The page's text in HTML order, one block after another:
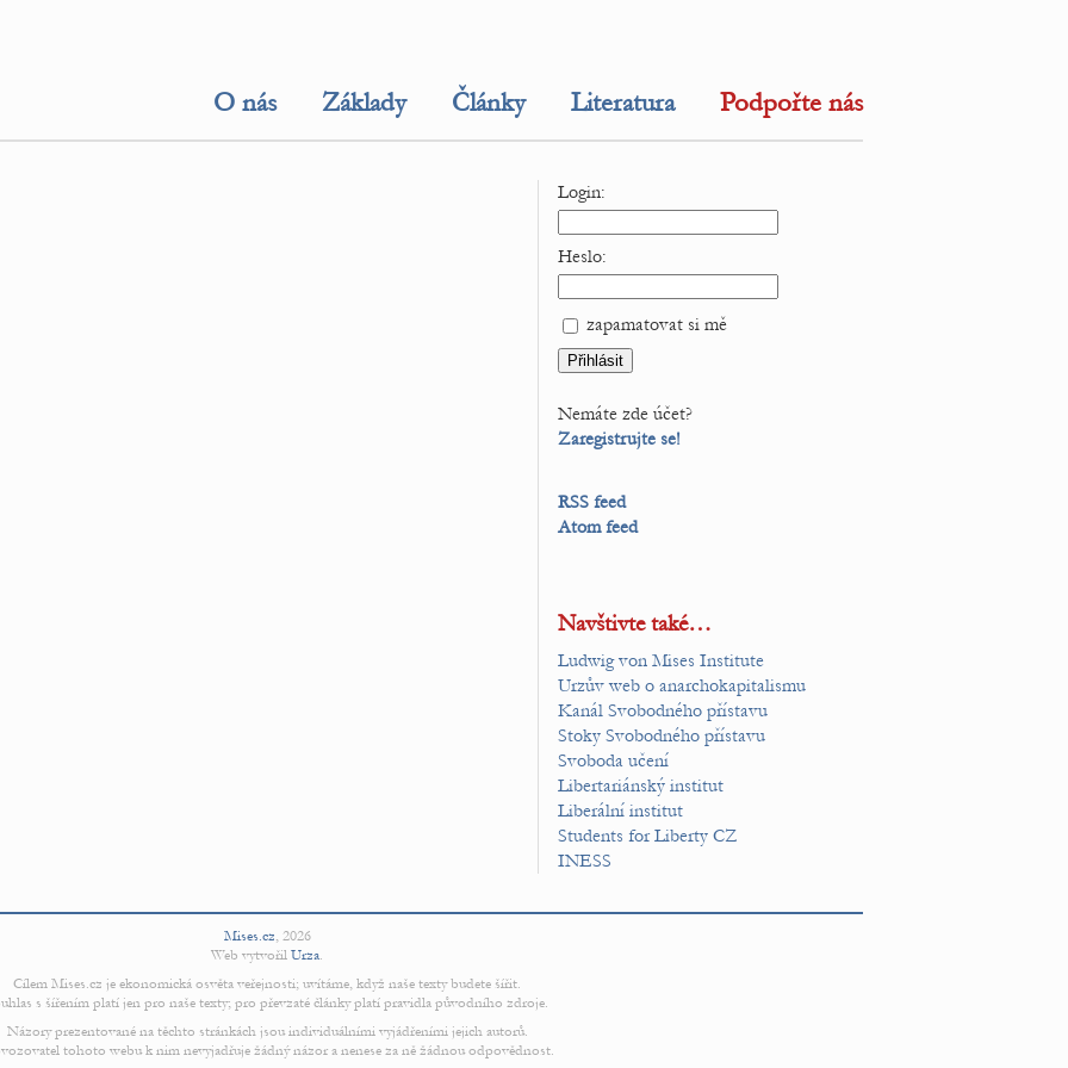
O nás Základy Články Literatura Podpořte nás
Login:
Heslo:
zapamatovat si mě
Nemáte zde účet?
Zaregistrujte se!
RSS feed
Atom feed
Navštivte také…
Ludwig von Mises Institute
Urzův web o anarchokapitalismu
Kanál Svobodného přístavu
Stoky Svobodného přístavu
Svoboda učení
Libertariánský institut
Liberální institut
Students for Liberty CZ
INESS
Mises.cz, 2026
Web vytvořil Urza.
Cílem Mises.cz je ekonomická osvěta veřejnosti; uvítáme, když naše texty budete šířit.
s šířením platí jen pro naše texty; pro převzaté články platí pravidla původního zdroje.
Názory prezentované na těchto stránkách jsou individuálními vyjádřeními jejich autorů.
tohoto webu k nim nevyjadřuje žádný názor a nenese za ně žádnou odpovědnost.